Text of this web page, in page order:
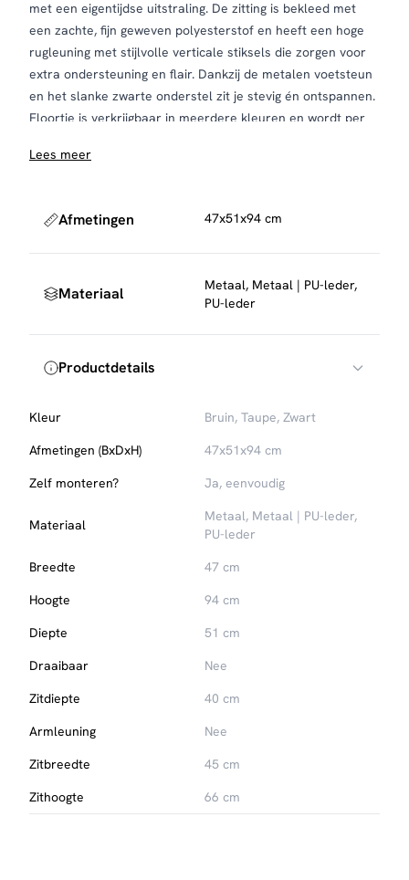
met een eigentijdse uitstraling. De zitting is bekleed met
een zachte, fijn geweven polyesterstof en heeft een hoge
rugleuning met stijlvolle verticale stiksels die zorgen voor
extra ondersteuning en flair. Dankzij de metalen voetsteun
en het slanke zwarte onderstel zit je stevig én ontspannen.
Floortje is verkrijgbaar in meerdere kleuren en wordt per
Onderhoud en bescherming
Voor extra bescherming tegen vlekken kun je een textiel
impregneerspray gebruiken, die eenvoudig mee te
Lees meer
Afmetingen 47x51x94 cm
Materiaal
Metaal, Metaal | PU-leder,
PU-leder
Productdetails
Kleur
Bruin, Taupe, Zwart
Afmetingen (BxDxH)
47x51x94 cm
Zelf monteren?
Ja, eenvoudig
Materiaal
Metaal, Metaal | PU-leder,
PU-leder
Breedte
47 cm
Hoogte
94 cm
Diepte
51 cm
Draaibaar
Nee
Zitdiepte
40 cm
Armleuning
Nee
Zitbreedte
45 cm
Zithoogte
66 cm